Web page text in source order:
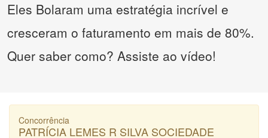
Eles Bolaram uma estratégia incrível e
cresceram o faturamento em mais de 80%.
Quer saber como? Assiste ao vídeo!
Concorrência
PATRÍCIA LEMES R SILVA SOCIEDADE